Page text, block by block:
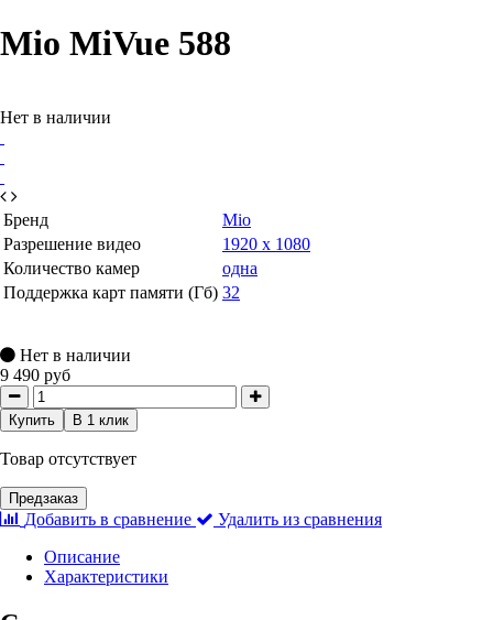
Mio MiVue 588
Нет в наличии
Бренд
Mio
Разрешение видео
1920 х 1080
Количество камер
одна
Поддержка карт памяти (Гб) 32
Нет в наличии
9 490 руб
Купить В 1 клик
Товар отсутствует
Предзаказ
Добавить в сравнение
Удалить из сравнения
Описание
Характеристики